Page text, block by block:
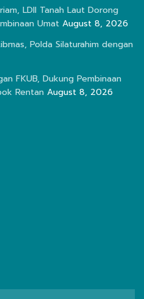
LDII Tanah Laut Dorong
Umat August 8, 2026
Polda Silaturahim dengan
FKUB, Dukung Pembinaan
Rentan August 8, 2026